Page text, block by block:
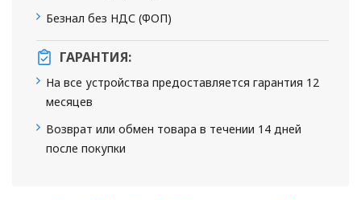
Безнал без НДС (ФОП)
ГАРАНТИЯ:
На все устройства предоставляется гарантия 12
месяцев
Возврат или обмен товара в течении 14 дней
после покупки